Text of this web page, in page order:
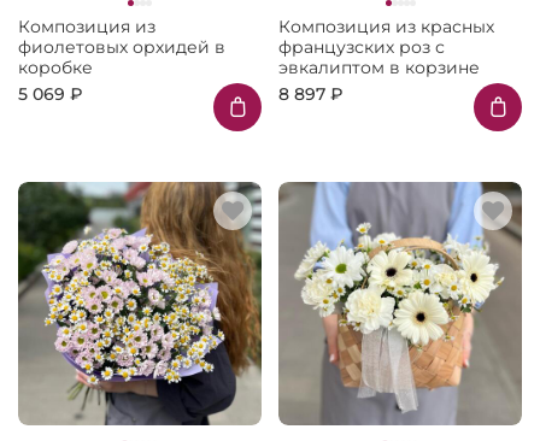
Композиция из
фиолетовых орхидей в
коробке
5 069 ₽
Композиция из красных
французских роз с
эвкалиптом в корзине
8 897 ₽